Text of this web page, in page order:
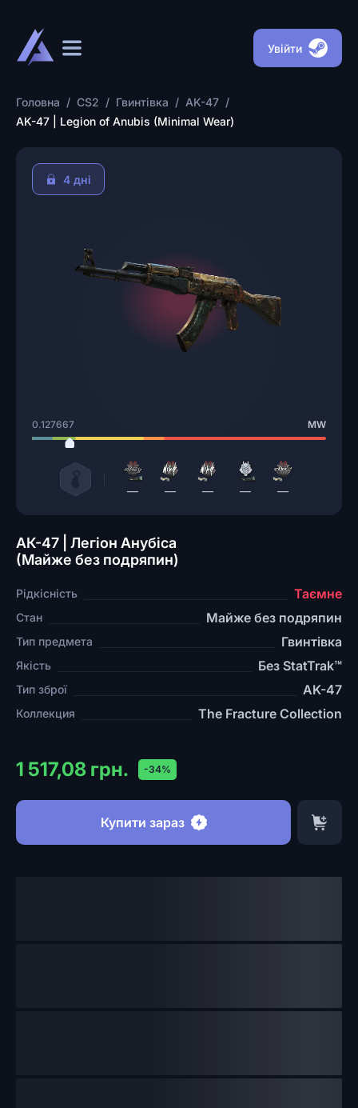
Увійти
Головна / CS2 / Гвинтівка / AK-47 /
AK-47 | Legion of Anubis (Minimal Wear)
4 днi
— — — — —
0.127667 MW
АК-47 | Легіон Анубіса
(Майже без подряпин)
Рідкісність Таємне
Стан Майже без подряпин
Тип предмета Гвинтівка
Якість Без StatTrak™
Тип зброї AK-47
Коллекция The Fracture Collection
1 517,08 грн. -34%
Купити зараз